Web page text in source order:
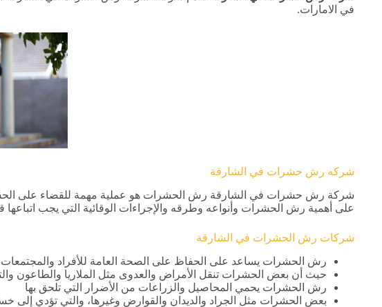
في الامارات.
شركه رش حشرات في الشارقة
شركة رش حشرات في الشارقة رش الحشرات هو عملية مهمة للقضاء على
على أهمية رش الحشرات وأنواعه وطرقه والإجراءات الوقائية التي يجب
شركات رش الحشرات في الشارقة
رش الحشرات يساعد على الحفاظ على الصحة العامة للأفراد
حيث أن بعض الحشرات تنقل الأمراض والعدوى مثل الملاريا والطاعون
رش الحشرات يحمي المحاصيل والزراعات من الأضرار التي تلحق بها
بعض الحشرات مثل الجراد والديدان والقوارض وغيرها، والتي تؤدي إلى